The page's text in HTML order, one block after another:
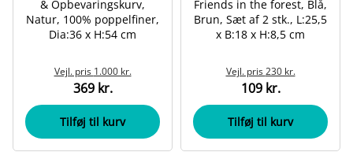
& Opbevaringskurv,
Natur, 100% poppelfiner,
Dia:36 x H:54 cm
Vejl. pris 1.000 kr.
369 kr.
Tilføj til kurv
Friends in the forest, Blå,
Brun, Sæt af 2 stk., L:25,5
x B:18 x H:8,5 cm
Vejl. pris230 kr.
109 kr.
Tilføj til kurv